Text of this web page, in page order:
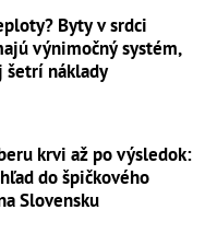
Byty v srdci
výnimočný systém,
šetrí náklady
krvi až po výsledok:
do špičkového
Slovensku